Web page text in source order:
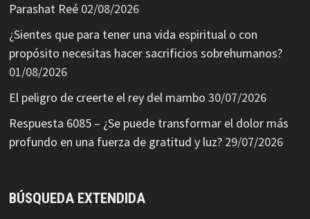
Parashat Reé 02/08/2026
¿Sientes que para tener una vida espiritual o con
propósito necesitas hacer sacrificios sobrehumanos?
01/08/2026
El peligro de creerte el rey del mambo 30/07/2026
Respuesta 6085 – ¿Se puede transformar el dolor más
profundo en una fuerza de gratitud y luz? 29/07/2026
BÚSQUEDA EXTENDIDA